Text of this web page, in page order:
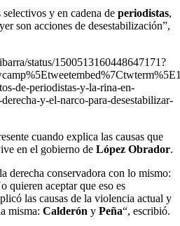
selectivos y en cadena de periodistas,
son acciones de desestabilización”,
status/1500513160448647171?
de-periodistas-y-la-rina-en-
y-el-narco-para-desestabilizar-
cuando explica las causas que
en el gobierno de López Obrador.
derecha conservadora con lo mismo:
quieren aceptar que eso es
las causas de la violencia actual y
misma: Calderón y Peña“, escribió.